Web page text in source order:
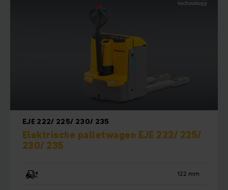
EJE 222/ 225/ 230/ 235
Elektrische palletwagen EJE 222/ 225/
230/ 235
122 mm